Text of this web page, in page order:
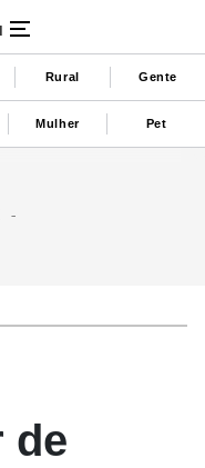
Rural Gente
Mulher Pet
de